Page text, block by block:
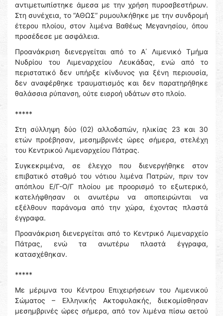
αντιμετωπίστηκε άμεσα με την χρήση πυροσβεστήρων.
Στη συνέχεια, το “ΑΘΩΣ” ρυμουλκήθηκε με την συνδρομή
έτερου πλοίου, στον λιμένα Βαθέως Μεγανησίου, όπου
προσέδεσε με ασφάλεια.
Προανάκριση διενεργείται από το Α΄ Λιμενικό Τμήμα
Νυδρίου του Λιμεναρχείου Λευκάδας, ενώ από το
περιστατικό δεν υπήρξε κίνδυνος για ξένη περιουσία,
δεν αναφέρθηκε τραυματισμός και δεν παρατηρήθηκε
θαλάσσια ρύπανση, ούτε εισροή υδάτων στο πλοίο.
*****
Στη σύλληψη δύο (02) αλλοδαπών, ηλικίας 23 και 30
ετών προέβησαν, μεσημβρινές ώρες σήμερα, στελέχη
του Κεντρικού Λιμεναρχείου Πάτρας.
Συγκεκριμένα, σε έλεγχο που διενεργήθηκε στον
επιβατικό σταθμό του νότιου λιμένα Πατρών, πριν τον
απόπλου Ε/Γ-Ο/Γ πλοίου με προορισμό το εξωτερικό,
κατελήφθησαν οι ανωτέρω να αποπειρώνται να
εξέλθουν παράνομα από την χώρα, έχοντας πλαστά
έγγραφα.
Προανάκριση διενεργείται από το Κεντρικό Λιμεναρχείο
Πάτρας, ενώ τα ανωτέρω πλαστά έγγραφα,
κατασχέθηκαν.
*****
Με μέριμνα του Κέντρου Επιχειρήσεων του Λιμενικού
Σώματος – Ελληνικής Ακτοφυλακής, διεκομίσθησαν
μεσημβρινές ώρες σήμερα, από τον λιμένα πίσω αετού